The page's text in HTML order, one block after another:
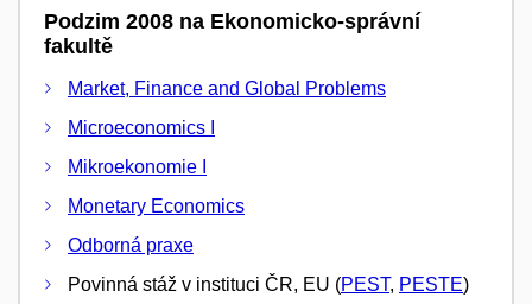
Podzim 2008 na Ekonomicko-správní
fakultě
Market, Finance and Global Problems
Microeconomics I
Mikroekonomie I
Monetary Economics
Odborná praxe
Povinná stáž v instituci ČR, EU (PEST, PESTE)